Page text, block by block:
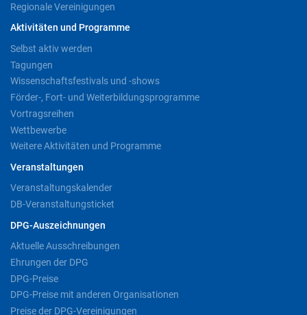
Regionale Vereinigungen
Aktivitäten und Programme
Selbst aktiv werden
Tagungen
Wissenschaftsfestivals und -shows
Förder-, Fort- und Weiterbildungsprogramme
Vortragsreihen
Wettbewerbe
Weitere Aktivitäten und Programme
Veranstaltungen
Veranstaltungskalender
DB-Veranstaltungsticket
DPG-Auszeichnungen
Aktuelle Ausschreibungen
Ehrungen der DPG
DPG-Preise
DPG-Preise mit anderen Organisationen
Preise der DPG-Vereinigungen